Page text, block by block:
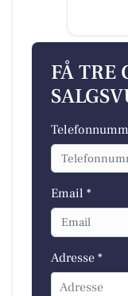
FÅ TRE
Email *
Adresse *
Adresse